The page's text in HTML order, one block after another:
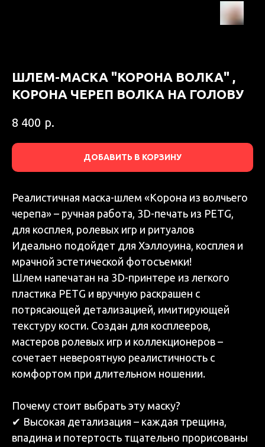
ШЛЕМ-МАСКА "КОРОНА ВОЛКА" ,
КОРОНА ЧЕРЕП ВОЛКА НА ГОЛОВУ
8 400 р.
ДОБАВИТЬ В КОРЗИНУ
Реалистичная маска-шлем «Корона из волчьего
черепа» – ручная работа, 3D-печать из PETG,
для косплея, ролевых игр и ритуалов
Идеально подойдет для Хэллоуина, косплея и
мрачной эстетической фотосъемки!
Шлем напечатан на 3D-принтере из легкого
пластика PETG и вручную раскрашен с
потрясающей детализацией, имитирующей
текстуру кости. Создан для косплееров,
мастеров ролевых игр и коллекционеров –
сочетает невероятную реалистичность с
комфортом при длительном ношении.
Почему стоит выбрать эту маску?
✔ Высокая детализация – каждая трещина,
впадина и потертость тщательно прорисованы